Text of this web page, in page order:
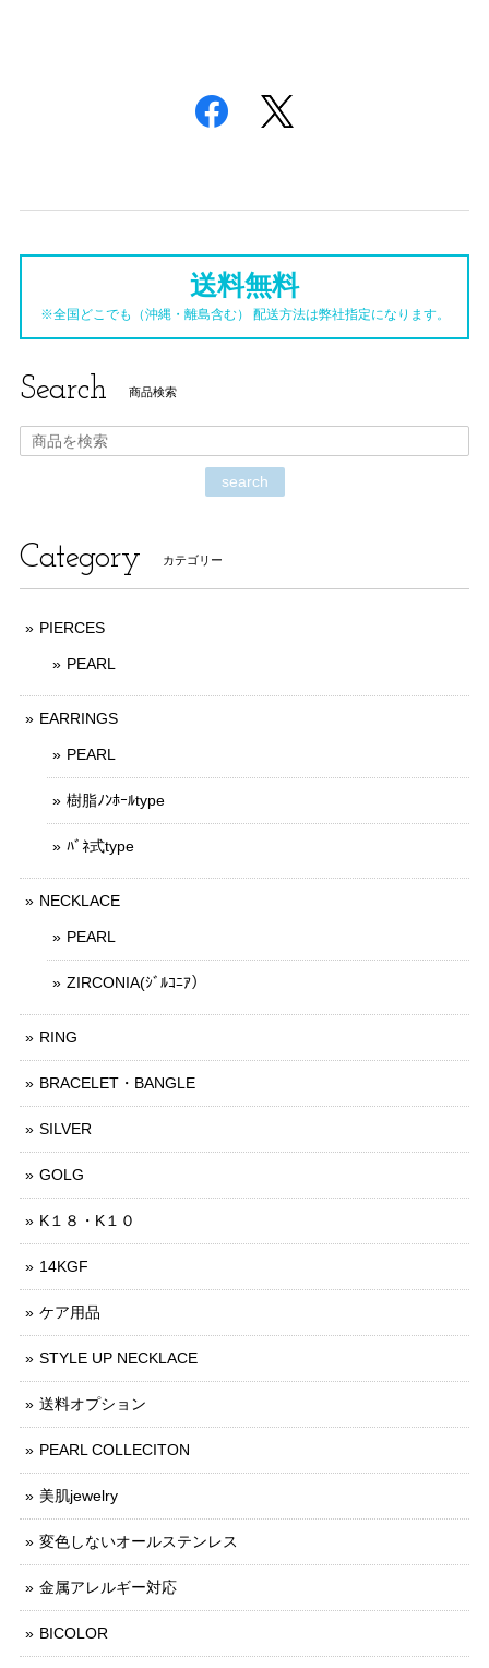
送料無料
※全国どこでも（沖縄・離島含む） 配送方法は弊社指定になります。
Search 商品検索
search
Category カテゴリー
PIERCES
PEARL
EARRINGS
PEARL
樹脂ﾉﾝﾎｰﾙtype
ﾊﾞﾈ式type
NECKLACE
PEARL
ZIRCONIA(ｼﾞﾙｺﾆｱ）
RING
BRACELET・BANGLE
SILVER
GOLG
K１８・K１０
14KGF
ケア用品
STYLE UP NECKLACE
送料オプション
PEARL COLLECITON
美肌jewelry
変色しないオールステンレス
金属アレルギー対応
BICOLOR